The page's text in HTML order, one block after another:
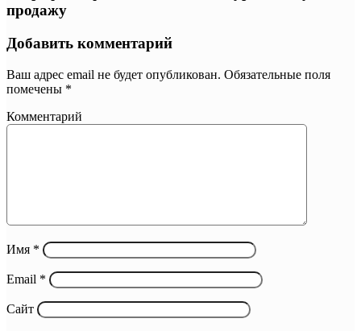
продажу
Добавить комментарий
Ваш адрес email не будет опубликован. Обязательные поля
помечены *
Комментарий
Имя *
Email *
Сайт